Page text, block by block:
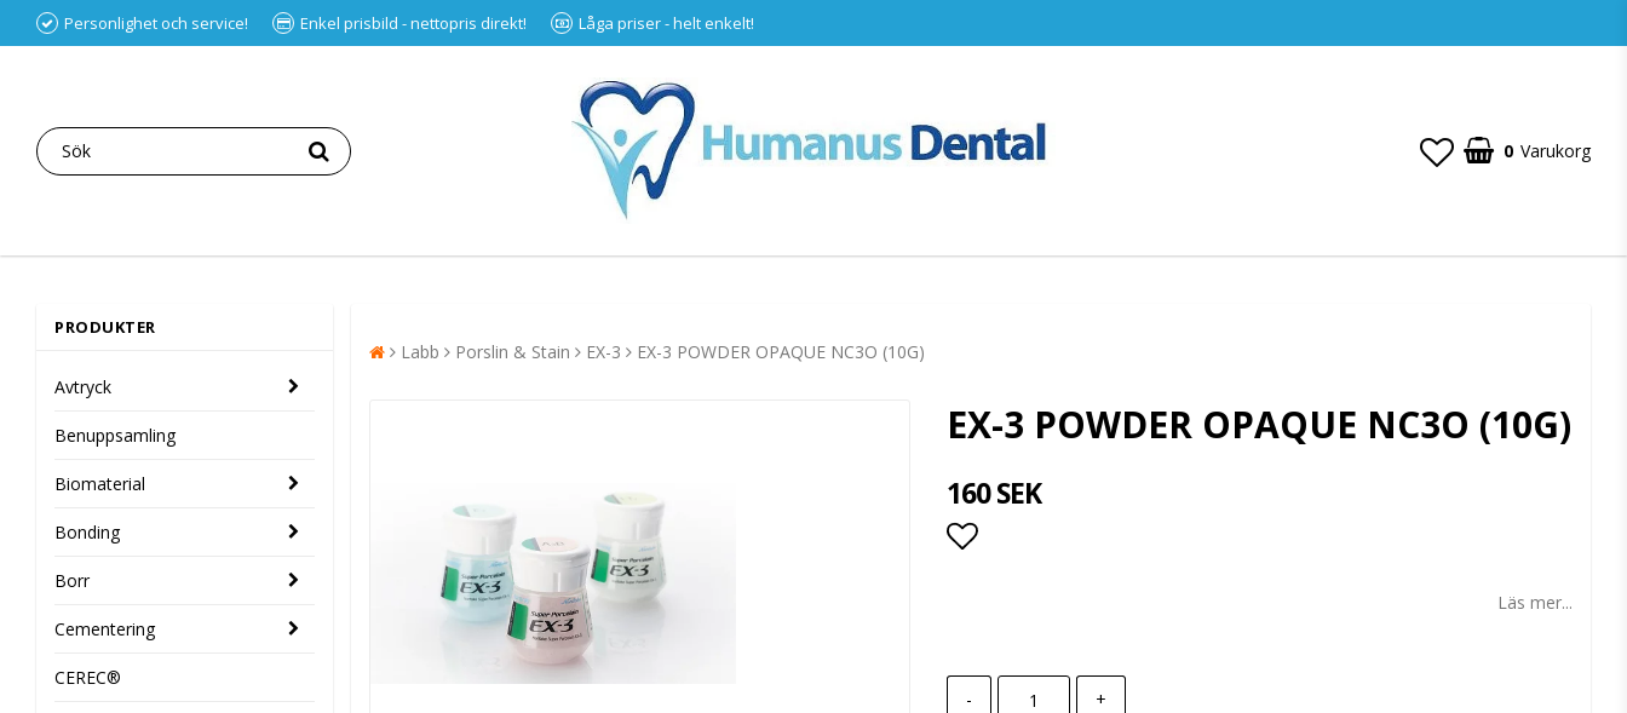
Personlighet och service! Enkel prisbild - nettopris direkt! Låga priser - helt enkelt!
0 Varukorg
PRODUKTER
Avtryck
Benuppsamling
Biomaterial
Bonding
Borr
Cementering
CEREC®
Labb Porslin & Stain EX-3 EX-3 POWDER OPAQUE NC3O (10G)
EX-3 POWDER OPAQUE NC3O (10G)
160 SEK
Läs mer...
- +